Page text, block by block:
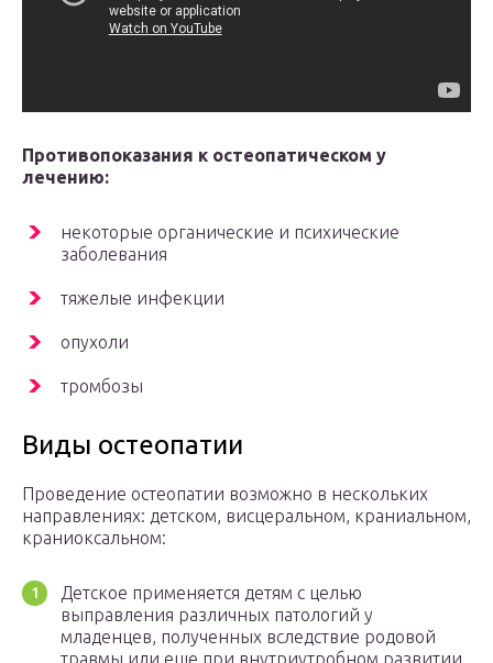
Противопоказания к остеопатическом у
лечению:
некоторые органические и психические
заболевания
тяжелые инфекции
опухоли
тромбозы
Виды остеопатии
Проведение остеопатии возможно в нескольких
направлениях: детском, висцеральном, краниальном,
краниоксальном:
Детское применяется детям с целью
выправления различных патологий у
младенцев, полученных вследствие родовой
травмы или еще при внутриутробном развитии.